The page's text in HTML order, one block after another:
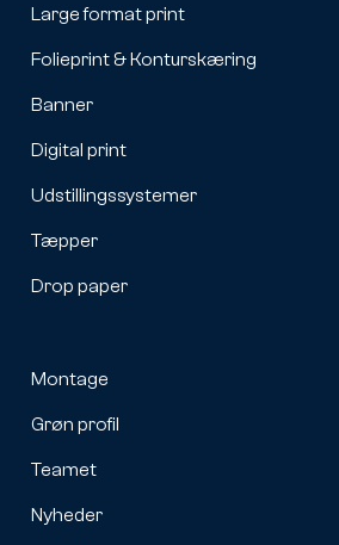
Large format print
Folieprint & Konturskæring
Banner
Digital print
Udstillingssystemer
Tæpper
Drop paper
Montage
Grøn profil
Teamet
Nyheder